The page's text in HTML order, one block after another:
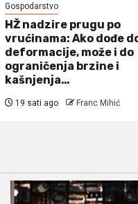
Gospodarstvo
HŽ nadzire prugu po
vrućinama: Ako dođe
deformacije, može i do
ograničenja brzine i
kašnjenja…
19 sati ago Franc Mihić